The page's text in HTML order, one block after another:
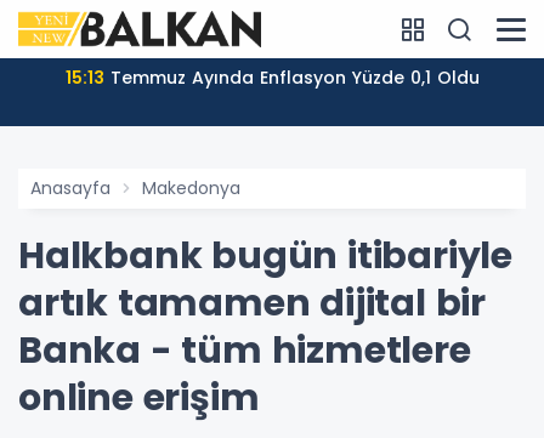
15:13 Temmuz Ayında Enflasyon Yüzde 0,1 Oldu
Anasayfa Makedonya
Halkbank bugün itibariyle
artık tamamen dijital bir
Banka - tüm hizmetlere
online erişim